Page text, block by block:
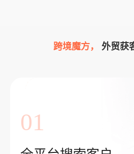
跨境魔方， 外贸获
01